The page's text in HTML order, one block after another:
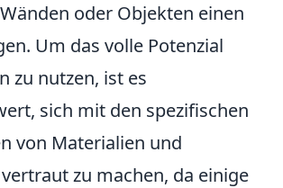
oder Objekten einen
Um das volle Potenzial
zu nutzen, ist es
sich mit den spezifischen
von Materialien und
zu machen, da einige